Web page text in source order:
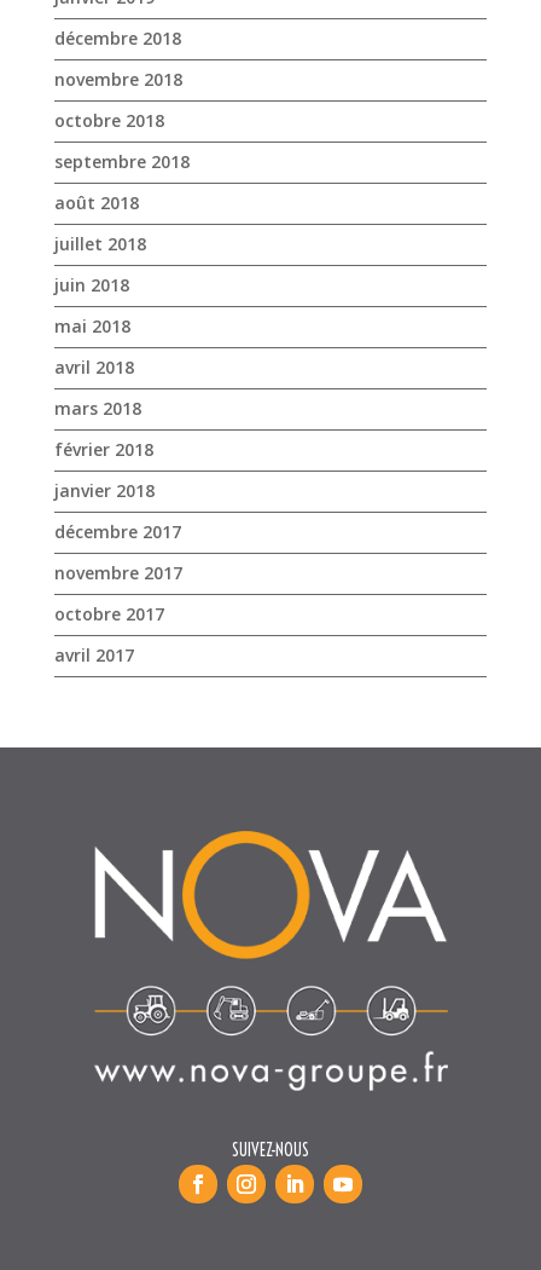
décembre 2018
novembre 2018
octobre 2018
septembre 2018
août 2018
juillet 2018
juin 2018
mai 2018
avril 2018
mars 2018
février 2018
janvier 2018
décembre 2017
novembre 2017
octobre 2017
avril 2017
SUIVEZ-NOUS